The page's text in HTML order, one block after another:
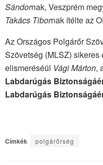
Sándornak, Veszprém
Takács Tibornak ítélte az
Az Országos Polgárőr
Szövetség (MLSZ)
elismeréséül Vági Márton,
Labdarúgás
Labdarúgás
Címkék polgárőrség